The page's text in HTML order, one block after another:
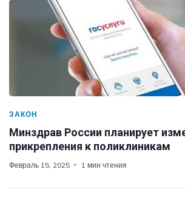
ЗАКОН
Минздрав России планирует
прикрепления к поликлиникам
Февраль 15, 2025 1 мин чтения